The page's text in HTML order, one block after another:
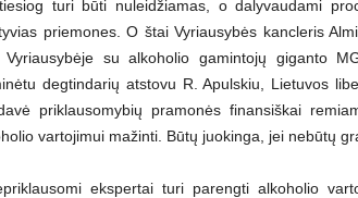
turi būti nuleidžiamas, o dalyvaudami
priemones. O štai Vyriausybės kancleris
Vyriausybėje su alkoholio gamintojų giganto
degtindarių atstovu R. Apulskiu, Lietuvos
priklausomybių pramonės finansiškai
vartojimui mažinti. Būtų juokinga, jei nebūtų
ekspertai turi parengti alkoholio